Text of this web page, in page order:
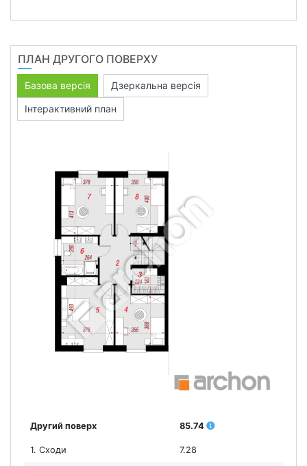
ПЛАН ДРУГОГО ПОВЕРХУ
Базова версія
Дзеркальна версія
Інтерактивний план
Другий поверх 85.74
1. Сходи 7.28